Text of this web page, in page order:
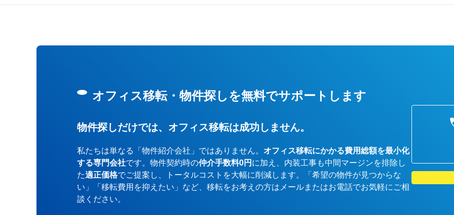
オフィス移転・物件探しを無料でサポートします
物件探しだけでは、オフィス移転は成功しません。
私たちは単なる「物件紹介会社」ではありません。 オフィス移転にかかる費用総額を最小化
する専門会社です。物件契約時の仲介手数料0円に加え、内装工事も中間マージンを排除し
た適正価格でご提案し、トータルコストを大幅に削減します。「希望の物件が見つからな
い」「移転費用を抑えたい」など、移転をお考えの方はメールまたはお電話でお気軽にご相
談ください。